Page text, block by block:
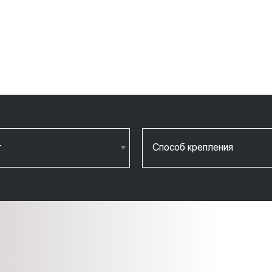
Способ крепления